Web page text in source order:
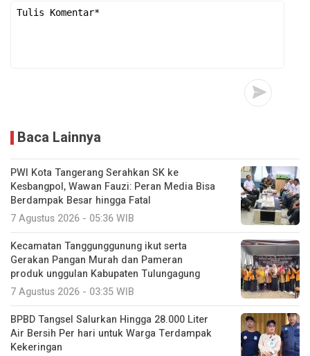
Baca Lainnya
PWI Kota Tangerang Serahkan SK ke
Kesbangpol, Wawan Fauzi: Peran Media Bisa
Berdampak Besar hingga Fatal
7 Agustus 2026 - 05:36 WIB
Kecamatan Tanggunggunung ikut serta
Gerakan Pangan Murah dan Pameran
produk unggulan Kabupaten Tulungagung
7 Agustus 2026 - 03:35 WIB
BPBD Tangsel Salurkan Hingga 28.000 Liter
Air Bersih Per hari untuk Warga Terdampak
Kekeringan